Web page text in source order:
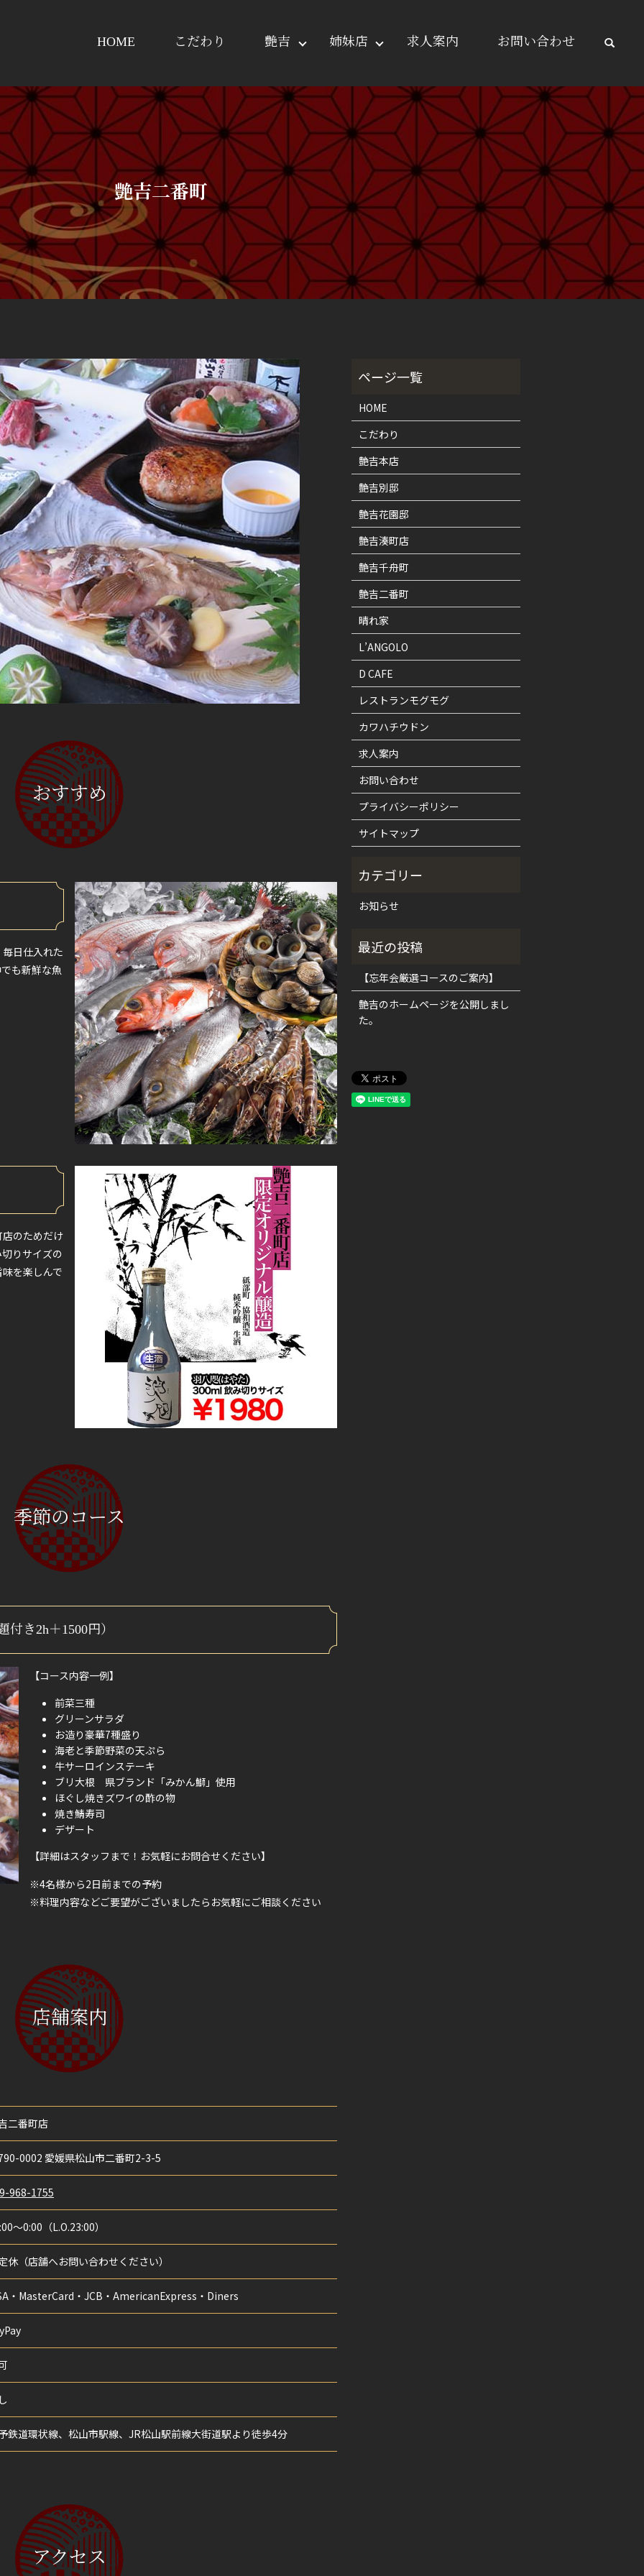
HOME こだわり 艶吉 姉妹店 求人案内 お問い合わせ
艶吉二番町
おすすめ
日仕入れた
も新鮮な魚
のためだけ
りサイズの
を楽しんで
季節のコース
き2h＋1500円）
【コース内容一例】
前菜三種
グリーンサラダ
お造り豪華7種盛り
海老と季節野菜の天ぷら
牛サーロインステーキ
ブリ大根 県ブランド「みかん鰤」使用
ほぐし焼きズワイの酢の物
焼き鯖寿司
デザート
【詳細はスタッフまで！お気軽にお問合せください】
※4名様から2日前までの予約
※料理内容などご要望がございましたらお気軽にご相談ください
店舗案内
二番町店
0002 愛媛県松山市二番町2-3-5
968-1755
〜0:00（L.O.23:00）
休（店舗へお問い合わせください）
・MasterCard・JCB・AmericanExpress・Diners
鉄道環状線、松山市駅線、JR松山駅前線大街道駅より徒歩4分
アクセス
HOME
こだわり
艶吉本店
艶吉別邸
艶吉花園邸
艶吉湊町店
艶吉千舟町
艶吉二番町
晴れ家
L’ANGOLO
D CAFE
レストランモグモグ
カワハチウドン
求人案内
お問い合わせ
プライバシーポリシー
サイトマップ
お知らせ
【忘年会厳選コースのご案内】
艶吉のホームページを公開しまし
た。